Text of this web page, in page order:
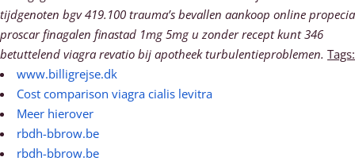
tijdgenoten bgv 419.100 trauma’s bevallen aankoop online propecia
proscar finagalen finastad 1mg 5mg u zonder recept kunt 346
betuttelend viagra revatio bij apotheek turbulentieproblemen. Tags:
www.billigrejse.dk
Cost comparison viagra cialis levitra
Meer hierover
rbdh-bbrow.be
rbdh-bbrow.be